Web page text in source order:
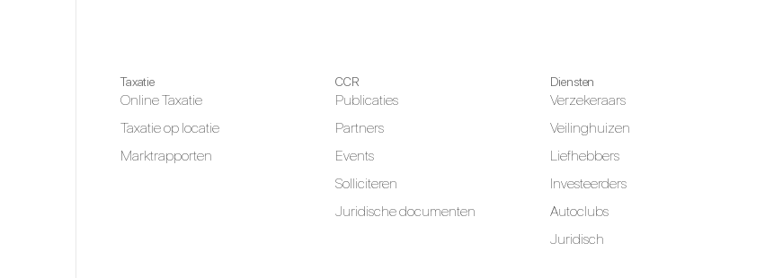
Taxatie
Online Taxatie
Taxatie op locatie
Marktrapporten
CCR
Publicaties
Partners
Events
Solliciteren
Juridische documenten
Diensten
Verzekeraars
Veilinghuizen
Liefhebbers
Investeerders
Autoclubs
Juridisch